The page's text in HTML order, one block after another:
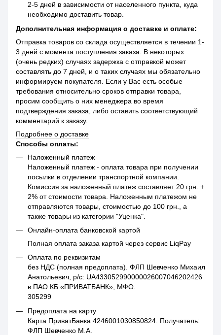
2-5 дней в зависимости от населенного пункта, куда
необходимо доставить товар.
Дополнительная информация о доставке и оплате:
Отправка товаров со склада осуществляется в течении 1-
3 дней с момента поступления заказа. В некоторых
(очень редких) случаях задержка с отправкой может
составлять до 7 дней, и о таких случаях мы обязательно
информируем покупателя. Если у Вас есть особые
требования относительно сроков отправки товара,
просим сообщить о них менеджера во время
подтверждения заказа, либо оставить соответствующий
комментарий к заказу.
Подробнее о доставке
Способы оплаты:
Наложенный платеж
Наложенный платеж - оплата товара при получении
посылки в отделении транспортной компании.
Комиссия за наложенный платеж составляет 20 грн. +
2% от стоимости товара. Наложенным платежом не
отправляются товары, стоимостью до 100 грн., а
также товары из категории "Уценка".
Онлайн-оплата банковской картой
Полная оплата заказа картой через сервис LiqPay
Оплата по реквизитам
без НДС (полная предоплата). ФЛП Шевченко Михаил
Анатольевич, р/с: UA433052990000026007046202426
в ПАО КБ «ПРИВАТБАНК», МФО:
305299
Предоплата на карту
Карта ПриватБанка 4246001030850824. Получатель:
ФЛП Шевченко М.А.